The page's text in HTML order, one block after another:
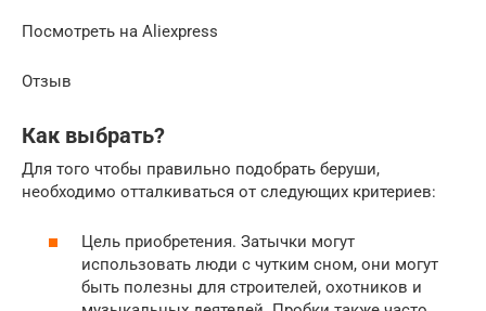
Посмотреть на Aliexpress
Отзыв
Как выбрать?
Для того чтобы правильно подобрать беруши,
необходимо отталкиваться от следующих критериев:
Цель приобретения. Затычки могут
использовать люди с чутким сном, они могут
быть полезны для строителей, охотников и